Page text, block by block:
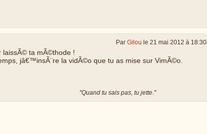
Par Gilou le 21 mai 2012 à 18:30
laissÃ© ta mÃ©thode !
jâ€™insÃ¨re la vidÃ©o que tu as mise sur VimÃ©o.
Quand tu sais pas, tu jette.